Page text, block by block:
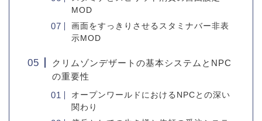
MOD
画面をすっきりさせるスタミナバー非表
示MOD
クリムゾンデザートの基本システムとNPC
の重要性
オープンワールドにおけるNPCとの深い
関わり